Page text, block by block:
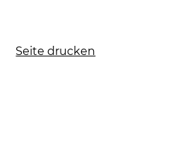
Seite drucken